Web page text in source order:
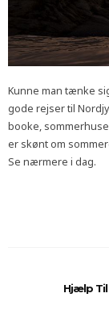
Kunne man tænke
gode rejser til
booke,
er skønt om
Se nærmere i dag.
Hjælp Til